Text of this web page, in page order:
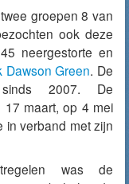
groepen 8 van
ook deze
neergestorte en
Dawson Green. De
2007. De
maart, op 4 mei
in verband met zijn
was de